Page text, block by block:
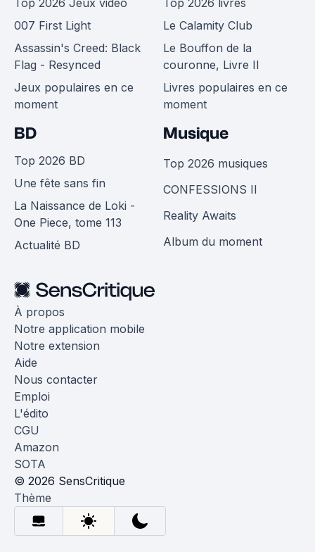
007 First Light
Assassin's Creed: Black
Flag - Resynced
Jeux populaires en ce
moment
Le Calamity Club
Le Bouffon de la
couronne, Livre II
Livres populaires en ce
moment
BD
Top 2026 BD
Une fête sans fin
La Naissance de Loki -
One Piece, tome 113
Actualité BD
Musique
Top 2026 musiques
CONFESSIONS II
Reality Awaits
Album du moment
À propos
Notre application mobile
Notre extension
Aide
Nous contacter
Emploi
L'édito
CGU
Amazon
SOTA
© 2026 SensCritique
Thème